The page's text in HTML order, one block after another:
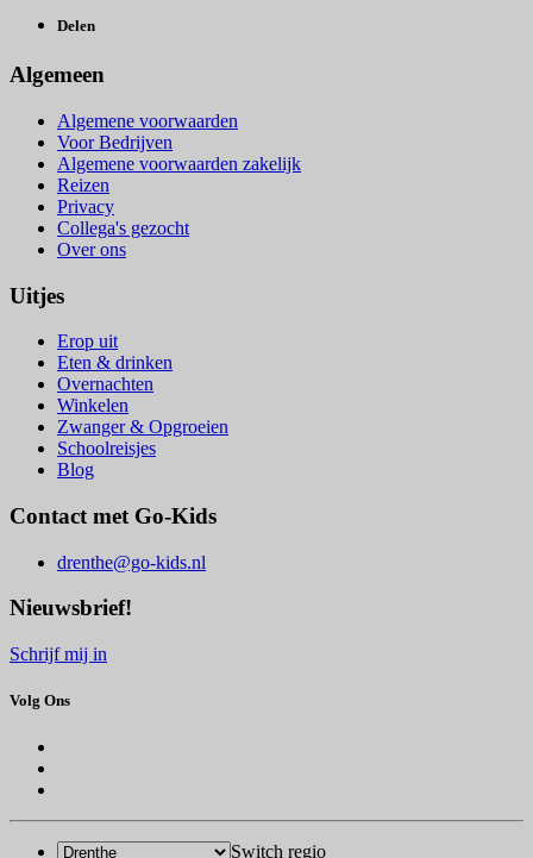
Delen
Algemeen
Algemene voorwaarden
Voor Bedrijven
Algemene voorwaarden zakelijk
Reizen
Privacy
Collega's gezocht
Over ons
Uitjes
Erop uit
Eten & drinken
Overnachten
Winkelen
Zwanger & Opgroeien
Schoolreisjes
Blog
Contact met Go-Kids
drenthe@go-kids.nl
Nieuwsbrief!
Schrijf mij in
Volg Ons
Switch regio